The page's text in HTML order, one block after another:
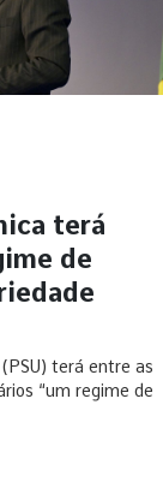
terá
de
terá entre as
“um regime de